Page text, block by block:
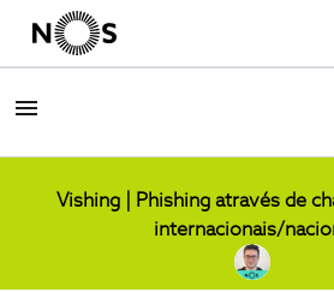
Vishing | Phishing através de
internacionais/